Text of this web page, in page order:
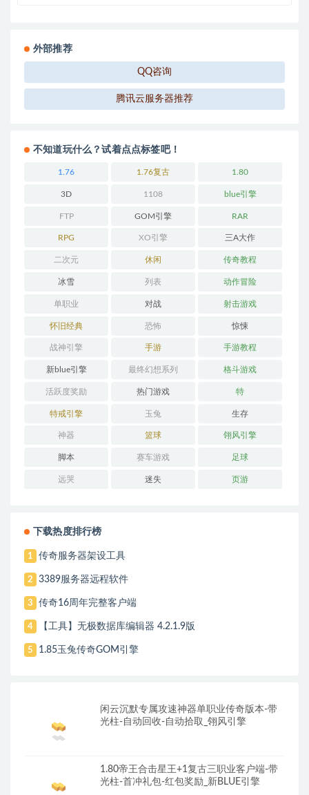
外部推荐
QQ咨询
腾讯云服务器推荐
不知道玩什么？试着点点标签吧！
1.76 1.76复古 1.80
3D 1108 blue引擎
FTP GOM引擎 RAR
RPG XO引擎 三A大作
二次元 休闲 传奇教程
冰雪 列表 动作冒险
单职业 对战 射击游戏
怀旧经典 恐怖 惊悚
战神引擎 手游 手游教程
新blue引擎 最终幻想系列 格斗游戏
活跃度奖励 热门游戏 特
特戒引擎 玉兔 生存
神器 篮球 翎风引擎
脚本 赛车游戏 足球
远哭 迷失 页游
下载热度排行榜
1 传奇服务器架设工具
2 3389服务器远程软件
3 传奇16周年完整客户端
4 【工具】无极数据库编辑器 4.2.1.9版
5 1.85玉兔传奇GOM引擎
闲云沉默专属攻速神器单职业传奇版本-带
光柱-自动回收-自动拾取_翎风引擎
1.80帝王合击星王+1复古三职业客户端-带
光柱-首冲礼包-红包奖励_新BLUE引擎